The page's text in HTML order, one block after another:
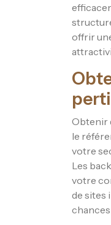
offrir
Obtenir
le
votre
Les
votre
de sites